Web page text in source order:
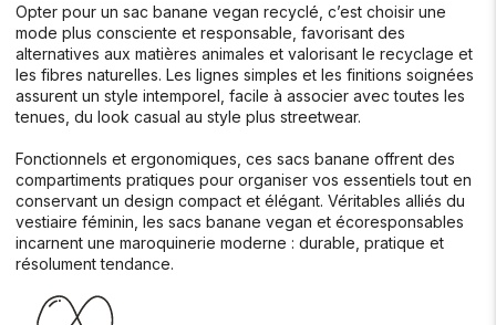
Opter pour un sac banane vegan recyclé, c’est choisir une
mode plus consciente et responsable, favorisant des
alternatives aux matières animales et valorisant le recyclage et
les fibres naturelles. Les lignes simples et les finitions soignées
assurent un style intemporel, facile à associer avec toutes les
tenues, du look casual au style plus streetwear.
Fonctionnels et ergonomiques, ces sacs banane offrent des
compartiments pratiques pour organiser vos essentiels tout en
conservant un design compact et élégant. Véritables alliés du
vestiaire féminin, les sacs banane vegan et écoresponsables
incarnent une maroquinerie moderne : durable, pratique et
résolument tendance.